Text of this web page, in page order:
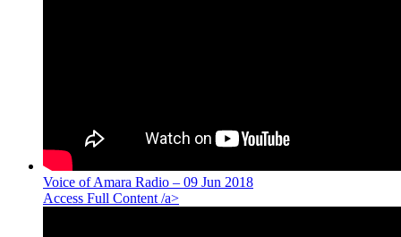
Voice of Amara Radio – 09 Jun 2018
Access Full Content /a>